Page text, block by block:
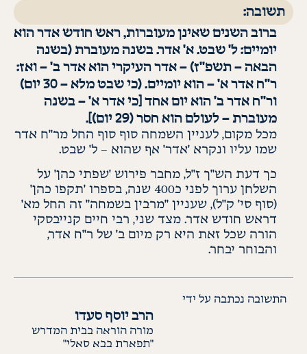
תשובה:
ברוב השנים שאינן מעוברות, ראש חודש אדר הוא
יומיים: ל' שבט. א' אדר. בשנה מעוברת (בשנה
הבאה – תשפ"ז) – אדר העיקרי הוא אדר ב' – ואז:
ר"ח אדר א' – הוא יומיים. (כי שבט מלא – 30 יום)
ור"ח אדר ב' הוא יום אחד [כי אדר א' – בשנה
מעוברת – לעולם הוא חסר (29 יום)].
מכל מקום, לעניין השמחה סוף סוף החלמר"ח אדר
שמו עליו ונקרא 'אדר' אף שהוא – ל' שבט.
כך דעת הש"ךז"ל, מחבר פירוש 'שפתי כהן' על
השלחן ערוך לפני כ400 שנה, בספרו 'תקפו כהן'
(סוף סי' ק"ל), שעניין "מרבין בשמחה" זה החל מא'
דראש חודש אדר. מצד שני, רבי חיים קנייבסקי
הורה שכל זאת היא רק מיום ב' של ר"ח אדר,
והבוחר יבחר.
התשובה נכתבה על ידי
הרב יוסף סעדו
מורה הוראה בבית המדרש
"תפארת בבא סאלי"